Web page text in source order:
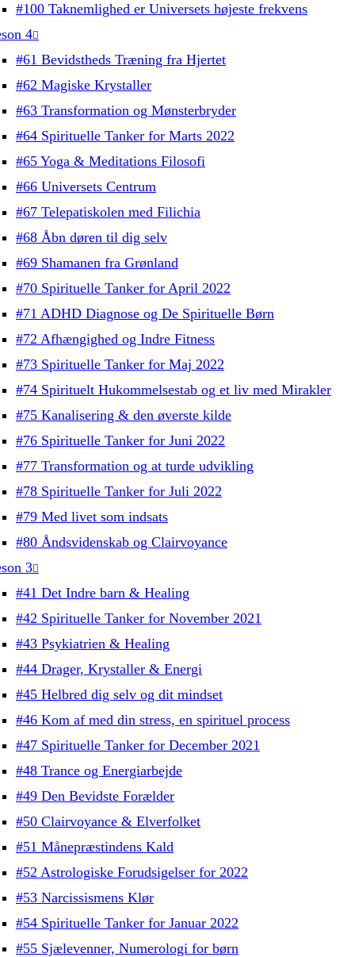
#100 Taknemlighed er Universets højeste frekvens
4
#61 Bevidstheds Træning fra Hjertet
#62 Magiske Krystaller
#63 Transformation og Mønsterbryder
#64 Spirituelle Tanker for Marts 2022
#65 Yoga & Meditations Filosofi
#66 Universets Centrum
#67 Telepatiskolen med Filichia
#68 Åbn døren til dig selv
#69 Shamanen fra Grønland
#70 Spirituelle Tanker for April 2022
#71 ADHD Diagnose og De Spirituelle Børn
#72 Afhængighed og Indre Fitness
#73 Spirituelle Tanker for Maj 2022
#74 Spirituelt Hukommelsestab og et liv med Mirakler
#75 Kanalisering & den øverste kilde
#76 Spirituelle Tanker for Juni 2022
#77 Transformation og at turde udvikling
#78 Spirituelle Tanker for Juli 2022
#79 Med livet som indsats
#80 Åndsvidenskab og Clairvoyance
3
#41 Det Indre barn & Healing
#42 Spirituelle Tanker for November 2021
#43 Psykiatrien & Healing
#44 Drager, Krystaller & Energi
#45 Helbred dig selv og dit mindset
#46 Kom af med din stress, en spirituel process
#47 Spirituelle Tanker for December 2021
#48 Trance og Energiarbejde
#49 Den Bevidste Forælder
#50 Clairvoyance & Elverfolket
#51 Månepræstindens Kald
#52 Astrologiske Forudsigelser for 2022
#53 Narcissismens Klør
#54 Spirituelle Tanker for Januar 2022
#55 Sjælevenner, Numerologi for børn